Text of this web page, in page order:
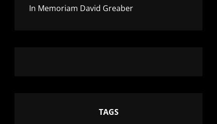
In Memoriam David Greaber
TAGS